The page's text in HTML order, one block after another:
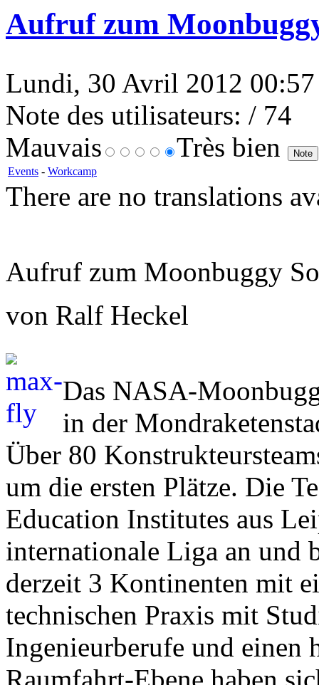
Aufruf zum
Lundi, 30 Avril 2012
Note des utilisateurs: / 74
Mauvais
Très bien
Events - Workcamp
There are no translations
Aufruf zum Moonbuggy
von Ralf Heckel
Das NASA-
in der
Über 80
um die ersten Plätze. Die
Education Institutes aus
internationale Liga an und
derzeit 3 Kontinenten mit
technischen Praxis mit
Ingenieurberufe und einen